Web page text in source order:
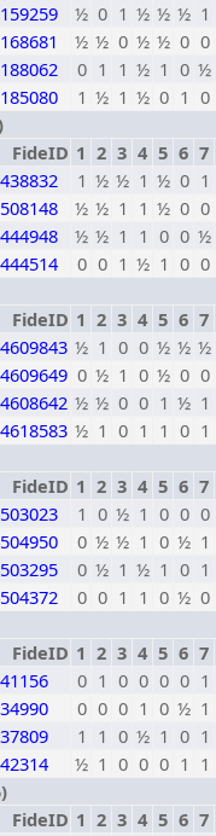
½ 0 1 ½ ½ ½ 1
½ ½ 0 ½ ½ 0 0
0 1 1 ½ 1 0 ½
1 ½ 1 ½ 0 1 0
FideID 1 2 3 4 5 6 7
1 ½ ½ 1 ½ 0 1
½ ½ 1 1 ½ 0 0
½ ½ 1 1 0 0 ½
0 0 1 ½ 1 0 0
FideID 1 2 3 4 5 6 7
½ 1 0 0 ½ ½ ½
0 ½ 1 0 ½ 0 0
½ ½ 0 0 1 ½ 1
½ 1 0 1 1 0 1
FideID 1 2 3 4 5 6 7
1 0 ½ 1 0 0 0
0 ½ ½ 1 0 ½ 1
0 ½ 1 ½ 1 0 1
0 0 1 1 0 ½ 0
FideID 1 2 3 4 5 6 7
0 1 0 0 0 0 1
0 0 0 1 0 ½ 1
1 1 0 ½ 1 0 1
½ 1 0 0 0 1 1
FideID 1 2 3 4 5 6 7